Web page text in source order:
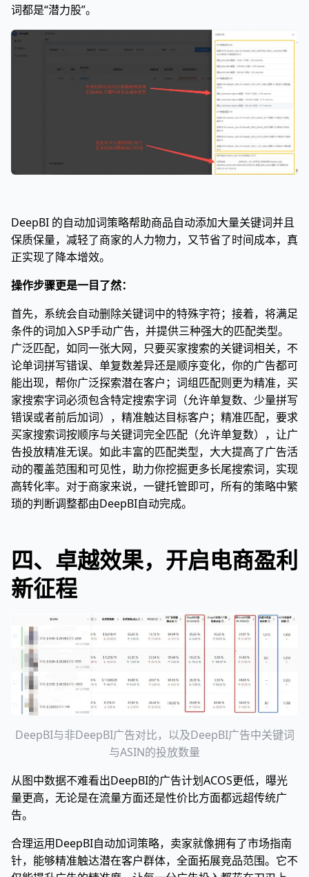
词都是“潜力股”。
DeepBI 的自动加词策略帮助商品自动添加大量关键词并且
保质保量，减轻了商家的人力物力，又节省了时间成本，真
正实现了降本增效。
操作步骤更是一目了然：
首先，系统会自动删除关键词中的特殊字符；接着，将满足
条件的词加入SP手动广告，并提供三种强大的匹配类型。
广泛匹配，如同一张大网，只要买家搜索的关键词相关，不
论单词拼写错误、单复数差异还是顺序变化，你的广告都可
能出现，帮你广泛探索潜在客户；词组匹配则更为精准，买
家搜索字词必须包含特定搜索字词（允许单复数、少量拼写
错误或者前后加词），精准触达目标客户；精准匹配，要求
买家搜索词按顺序与关键词完全匹配（允许单复数），让广
告投放精准无误。如此丰富的匹配类型，大大提高了广告活
动的覆盖范围和可见性，助力你挖掘更多长尾搜索词，实现
高转化率。对于商家来说，一键托管即可，所有的策略中繁
琐的判断调整都由DeepBI自动完成。
四、卓越效果，开启电商盈利
新征程
DeepBI与非DeepBI广告对比，以及DeepBI广告中关键词
与ASIN的投放数量
从图中数据不难看出DeepBI的广告计划ACOS更低，曝光
量更高，无论是在流量方面还是性价比方面都远超传统广
告。
合理运用DeepBI自动加词策略，卖家就像拥有了市场指南
针，能够精准触达潜在客户群体，全面拓展竞品范围。它不